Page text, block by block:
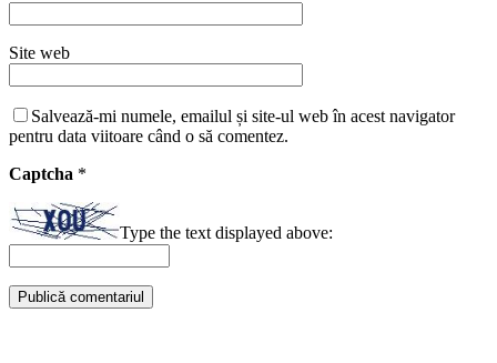
Site web
Salvează-mi numele, emailul și site-ul web în acest navigator
pentru data viitoare când o să comentez.
Captcha *
Type the text displayed above: